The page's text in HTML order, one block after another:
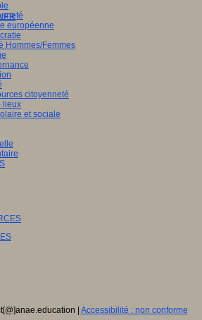
européenne
Hommes/Femmes
citoyenneté
lieux
et sociale
| Accessibilité : non conforme